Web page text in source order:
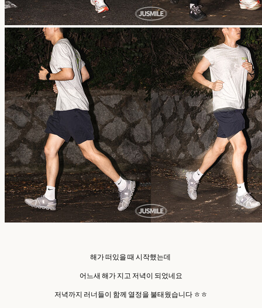
해가 떠있을 때 시작했는데
어느새 해가 지고 저녁이 되었네요
저녁까지 러너들이 함께 열정을 불태웠습니다 ㅎㅎ